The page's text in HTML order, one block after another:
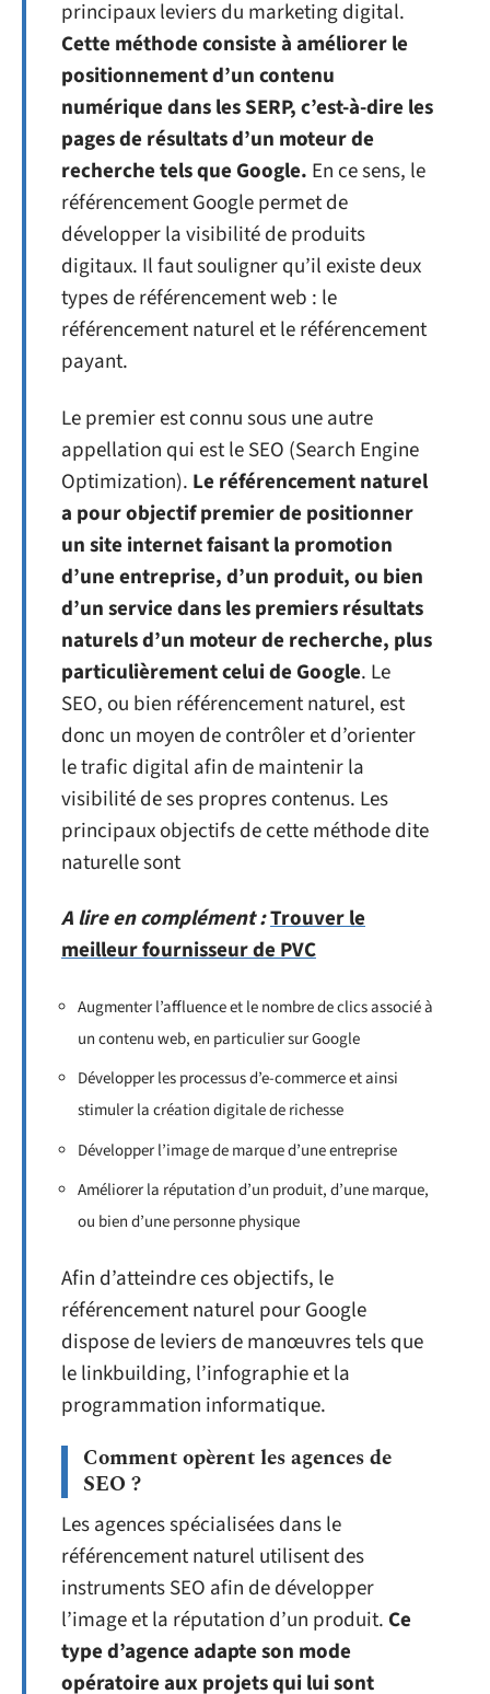
principaux leviers du marketing digital.
Cette méthode consiste à améliorer le
positionnement d’un contenu
numérique dans les SERP, c’est-à-dire les
pages de résultats d’un moteur de
recherche tels que Google. En ce sens, le
référencement Google permet de
développer la visibilité de produits
digitaux. Il faut souligner qu’il existe deux
types de référencement web : le
référencement naturel et le référencement
payant.
Le premier est connu sous une autre
appellation qui est le SEO (Search Engine
Optimization). Le référencement naturel
a pour objectif premier de positionner
un site internet faisant la promotion
d’une entreprise, d’un produit, ou bien
d’un service dans les premiers résultats
naturels d’un moteur de recherche, plus
particulièrement celui de Google. Le
SEO, ou bien référencement naturel, est
donc un moyen de contrôler et d’orienter
le trafic digital afin de maintenir la
visibilité de ses propres contenus. Les
principaux objectifs de cette méthode dite
naturelle sont
A lire en complément :Trouver le
meilleur fournisseur de PVC
Augmenter l’affluence et le nombre de clics associé à
un contenu web, en particulier sur Google
Développer les processus d’e-commerce et ainsi
stimuler la création digitale de richesse
Développer l’image de marque d’une entreprise
Améliorer la réputation d’un produit, d’une marque,
ou bien d’une personne physique
Afin d’atteindre ces objectifs, le
référencement naturel pour Google
dispose de leviers de manœuvres tels que
le linkbuilding, l’infographie et la
programmation informatique.
Comment opèrent les agences de
SEO ?
Les agences spécialisées dans le
référencement naturel utilisent des
instruments SEO afin de développer
l’image et la réputation d’un produit. Ce
type d’agence adapte son mode
opératoire aux projets qui lui sont